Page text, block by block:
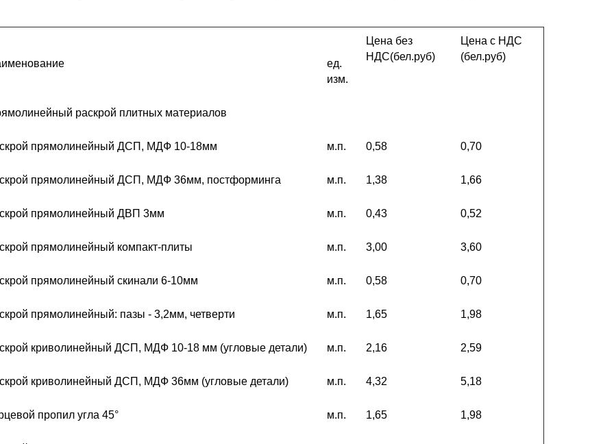
ед.
изм.
Цена без
НДС(бел.руб)
Цена с НДС
(бел.руб)
раскрой плитных материалов
прямолинейный ДСП, МДФ 10-18мм м.п. 0,58 0,70
прямолинейный ДСП, МДФ 36мм, постформинга м.п. 1,38 1,66
прямолинейный ДВП 3мм м.п. 0,43 0,52
прямолинейный компакт-плиты м.п. 3,00 3,60
прямолинейный скинали 6-10мм м.п. 0,58 0,70
прямолинейный: пазы - 3,2мм, четверти м.п. 1,65 1,98
криволинейный ДСП, МДФ 10-18 мм (угловые детали) м.п. 2,16 2,59
криволинейный ДСП, МДФ 36мм (угловые детали) м.п. 4,32 5,18
пропил угла 45° м.п. 1,65 1,98